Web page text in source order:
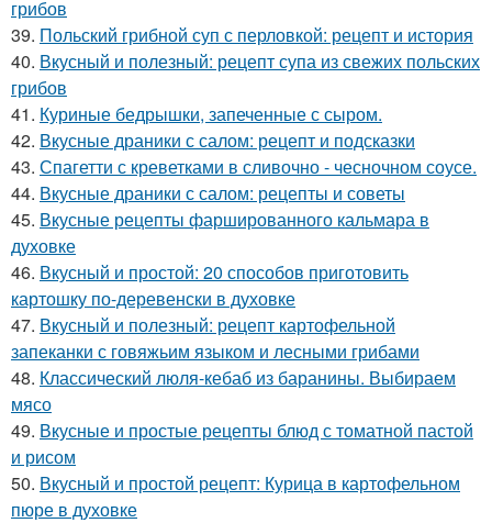
грибов
39. Польский грибной суп с перловкой: рецепт и история
40. Вкусный и полезный: рецепт супа из свежих польских
грибов
41. Куриные бедрышки, запеченные с сыром.
42. Вкусные драники с салом: рецепт и подсказки
43. Спагетти с креветками в сливочно - чесночном соусе.
44. Вкусные драники с салом: рецепты и советы
45. Вкусные рецепты фаршированного кальмара в
духовке
46. Вкусный и простой: 20 способов приготовить
картошку по-деревенски в духовке
47. Вкусный и полезный: рецепт картофельной
запеканки с говяжьим языком и лесными грибами
48. Классический люля-кебаб из баранины. Выбираем
мясо
49. Вкусные и простые рецепты блюд с томатной пастой
и рисом
50. Вкусный и простой рецепт: Курица в картофельном
пюре в духовке